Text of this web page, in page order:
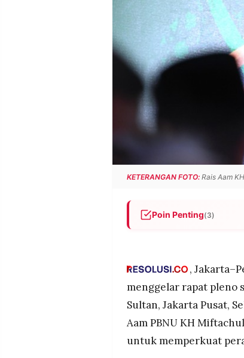
KETERANGAN FOTO: Rais Aam
Poin Penting(3)
tertinggi NU,
dipengaruhi
PBNU juga
serta menegaskan
adanya pihak-pihak
,
menggelar rapat pleno
Sultan, Jakarta Pusat,
Aam PBNU KH
untuk memperkuat